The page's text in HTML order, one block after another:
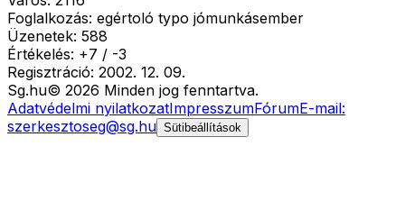
Foglalkozás: egértoló typo jómunkásember
Üzenetek: 588
Értékelés: +7 / -3
Regisztráció: 2002. 12. 09.
Sg.hu© 2026 Minden jog fenntartva.
Adatvédelmi nyilatkozatImpresszumFórumE-mail:
szerkesztoseg@sg.hu Sütibeállítások